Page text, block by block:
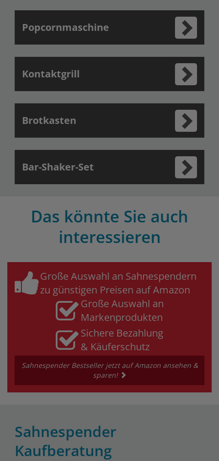
Popcornmaschine
Kontaktgrill
Brotkasten
Bar-Shaker-Set
Das könnte Sie auch
interessieren
Große Auswahl an Sahnespendern
zu günstigen Preisen auf Amazon
Große Auswahl an
Markenprodukten
Sichere Bezahlung
& Käuferschutz
Sahnespender Bestseller jetzt auf Amazon ansehen &
sparen!
Sahnespender
Kaufberatung